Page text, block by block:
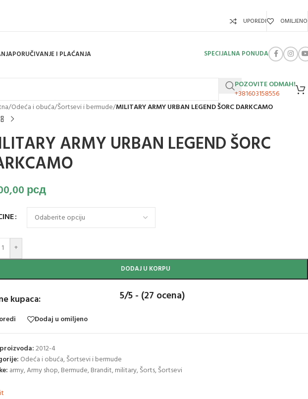
UPOREDI OMILJENO
PORUČIVANJE I PLAĆANJA SPECIJALNA PONUDA
POZOVITE ODMAH!
+381603158556
/Odeća i obuća/Šortsevi i bermude/MILITARY ARMY URBAN LEGEND ŠORC DARKCAMO
ARMY URBAN LEGEND ŠORC
рсд
+
DODAJ U KORPU
kupaca: 5/5 - (27 ocena)
Dodaj u omiljeno
2012-4
Odeća i obuća,Šortsevi i bermude
army,Army shop,Bermude,Brandit,military,Šorts,Šortsevi